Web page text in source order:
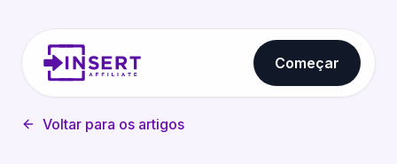
Começar
Voltar para os artigos